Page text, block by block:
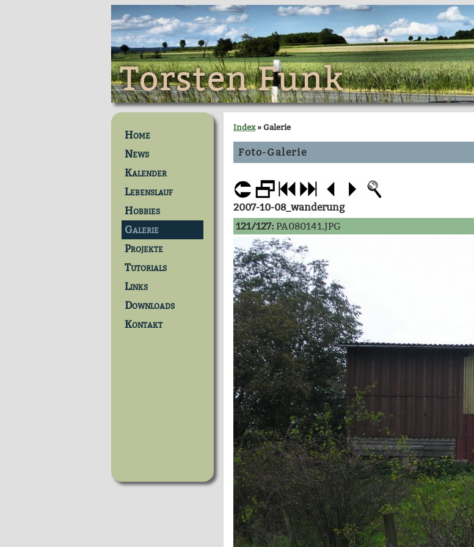
Torsten Funk
Home
News
Kalender
Lebenslauf
Hobbies
Galerie
Projekte
Tutorials
Links
Downloads
Kontakt
Index» Galerie
Foto-Galerie
2007-10-08_wanderung
121/127: PA080141.JPG